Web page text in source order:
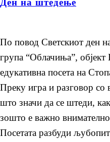
Ден на штедење
По повод Светскиот ден
група “Облачиња”, објект
едукативна посета на
Преку игра и разговор со
што значи да се штеди,
зошто е важно
Посетата разбуди